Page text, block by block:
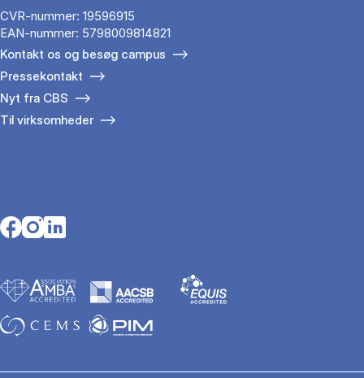
CVR-nummer: 19596915
EAN-nummer: 5798009814821
Kontakt os og besøg campus
Pressekontakt
Nyt fra CBS
Til virksomheder
Opens in a new tab
Opens in a new tab
Opens in a new tab